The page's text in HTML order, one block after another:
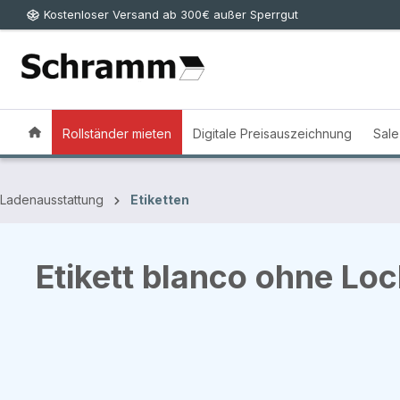
Hauptinhalt springen
Zur Suche springen
Zur Hauptnavigation springen
Kostenloser Versand ab 300€ außer Sperrgut
Rollständer mieten Digitale Preisauszeichnung Sale
Ladenausstattung Etiketten
Etikett blanco ohne